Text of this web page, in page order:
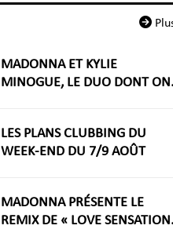
MADONNA ET KYLIE
MINOGUE, LE DUO DONT ON
LES PLANS CLUBBING DU
WEEK-END DU 7/9 AOÛT
MADONNA PRÉSENTE LE
REMIX DE « LOVE SENSATION